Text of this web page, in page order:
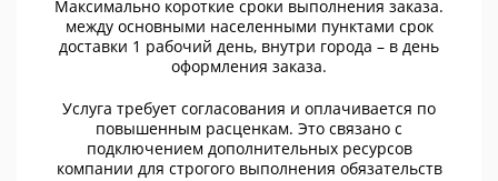
Максимально короткие сроки выполнения заказа.
между основными населенными пунктами срок
доставки 1 рабочий день, внутри города – в день
оформления заказа.
Услуга требует согласования и оплачивается по
повышенным расценкам. Это связано с
подключением дополнительных ресурсов
компании для строгого выполнения обязательств